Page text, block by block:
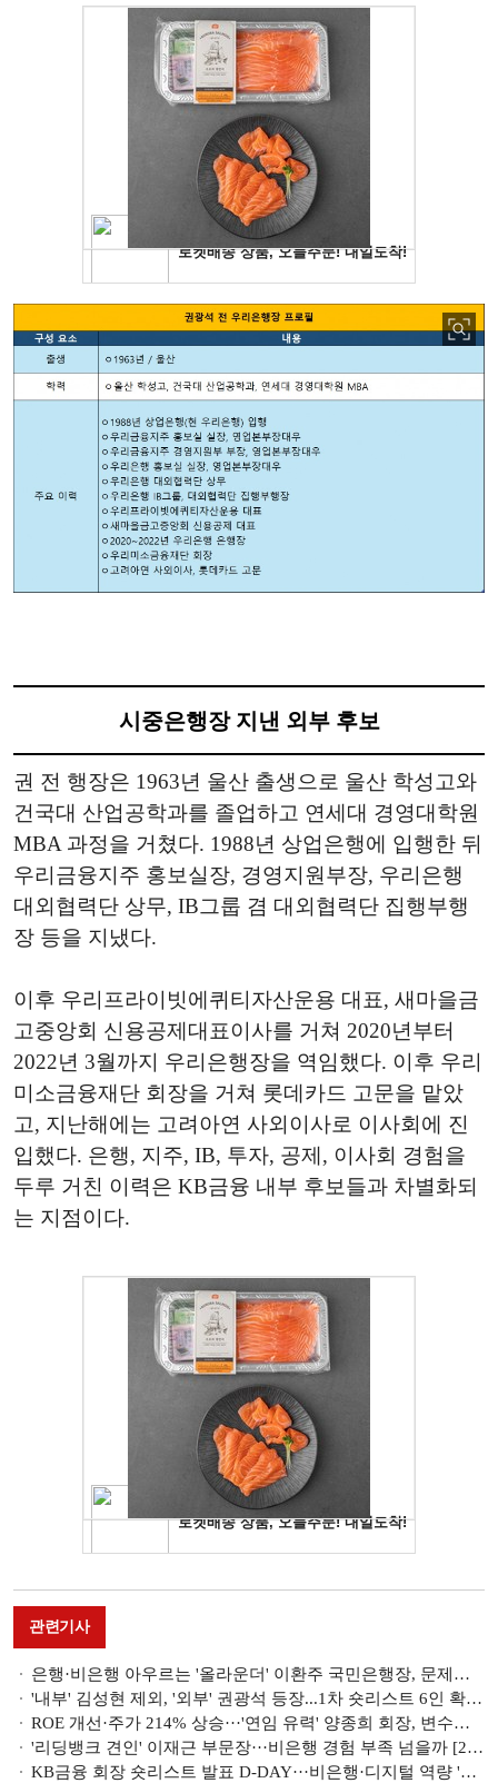
시중은행장 지낸 외부 후보
권 전 행장은 1963년 울산 출생으로 울산 학성고와
건국대 산업공학과를 졸업하고 연세대 경영대학원
MBA 과정을 거쳤다. 1988년 상업은행에 입행한 뒤
우리금융지주 홍보실장, 경영지원부장, 우리은행
대외협력단 상무, IB그룹 겸 대외협력단 집행부행
장 등을 지냈다.
이후 우리프라이빗에퀴티자산운용 대표, 새마을금
고중앙회 신용공제대표이사를 거쳐 2020년부터
2022년 3월까지 우리은행장을 역임했다. 이후 우리
미소금융재단 회장을 거쳐 롯데카드 고문을 맡았
고, 지난해에는 고려아연 사외이사로 이사회에 진
입했다. 은행, 지주, IB, 투자, 공제, 이사회 경험을
두루 거친 이력은 KB금융 내부 후보들과 차별화되
는 지점이다.
관련기사
은행·비은행 아우르는 '올라운더' 이환주 국민은행장, 문제는 '시기' [2026 KB금융 회장 선임 레이스⑥]
'내부' 김성현 제외, '외부' 권광석 등장...1차 숏리스트 6인 확정 [2026 KB금융 회장 선임 레이스 ③]
ROE 개선·주가 214% 상승···'연임 유력' 양종희 회장, 변수는 [2026 KB금융 회장 선임 레이스④]
'리딩뱅크 견인' 이재근 부문장···비은행 경험 부족 넘을까 [2026 KB금융 회장 선임 레이스⑤]
KB금융 회장 숏리스트 발표 D-DAY···비은행·디지털 역량 '관건' [2026 KB금융 회장 선임 레이스①]